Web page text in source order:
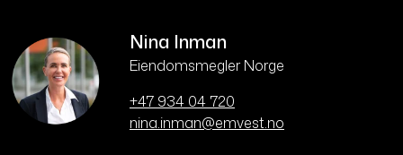
Nina Inman
Eiendomsmegler Norge
+47 934 04 720
nina.inman@emvest.no